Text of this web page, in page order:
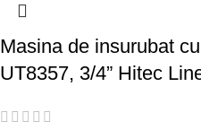
Masina de insurubat
UT8357, 3/4” Hitec